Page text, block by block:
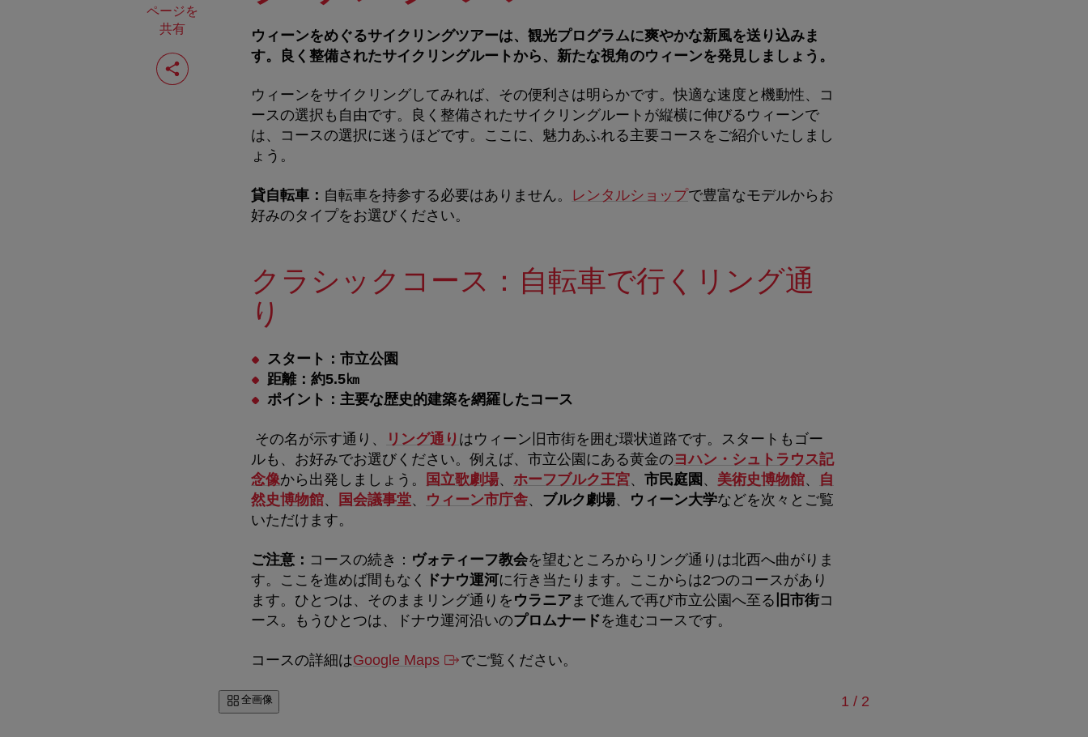
ページを
共有
ペ
ー
ジ
ウィーンをめぐるサイクリングツアーは、観光プログラムに爽やかな新風を送り込みま
す。良く整備されたサイクリングルートから、新たな視角のウィーンを発見しましょう。
ウィーンをサイクリングしてみれば、その便利さは明らかです。快適な速度と機動性、コ
ースの選択も自由です。良く整備されたサイクリングルートが縦横に伸びるウィーンで
は、コースの選択に迷うほどです。ここに、魅力あふれる主要コースをご紹介いたしまし
ょう。
貸自転車： 自転車を持参する必要はありません。 レンタルショップで豊富なモデルからお
好みのタイプをお選びください。
クラシックコース：自転車で行くリング通
り
スタート：市立公園
距離：約5.5㎞
ポイント：主要な歴史的建築を網羅したコース
その名が示す通り、 リング通り はウィーン旧市街を囲む環状道路です。スタートもゴー
ルも、お好みでお選びください。例えば、市立公園にある黄金のヨハン・シュトラウス記
念像から出発しましょう。 国立歌劇場、 ホーフブルク王宮、 市民庭園 、 美術史博物館、 自
然史博物館、 国会議事堂、 ウィーン市庁舎、 ブルク劇場、 ウィーン大学などを次々とご覧
いただけます。
ご注意： コースの続き： ヴォティーフ教会を望むところからリング通りは北西へ曲がりま
す。ここを進めば間もなく
ドナウ運河に行き当たります。ここからは2つのコースがあり
ます。ひとつは、そのままリング通りを ウラニアまで進んで再び市立公園へ至る 旧市街コ
ース。もうひとつは、ドナウ運河沿いのプロムナードを進むコースです。
コースの詳細はGoogle Maps でご覧ください。
全画像 1 // 2